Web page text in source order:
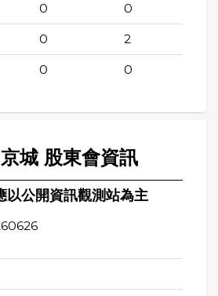
0 0
0 2
0 0
城 股東會資訊
以公開資訊觀測站為主